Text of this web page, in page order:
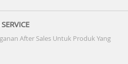
After Sales Untuk Produk Yang